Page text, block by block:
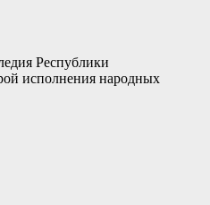
Республики
исполнения народных